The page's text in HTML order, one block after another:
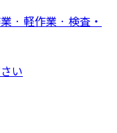
· 軽作業 · 検査・
い